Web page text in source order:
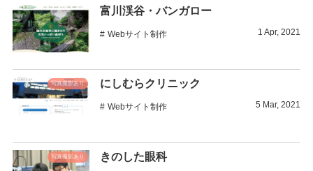
富川渓谷・バンガロー
Webサイト制作 1 Apr,2021
写真撮影あり にしむらクリニック
Webサイト制作 5 Mar,2021
写真撮影あり きのした眼科